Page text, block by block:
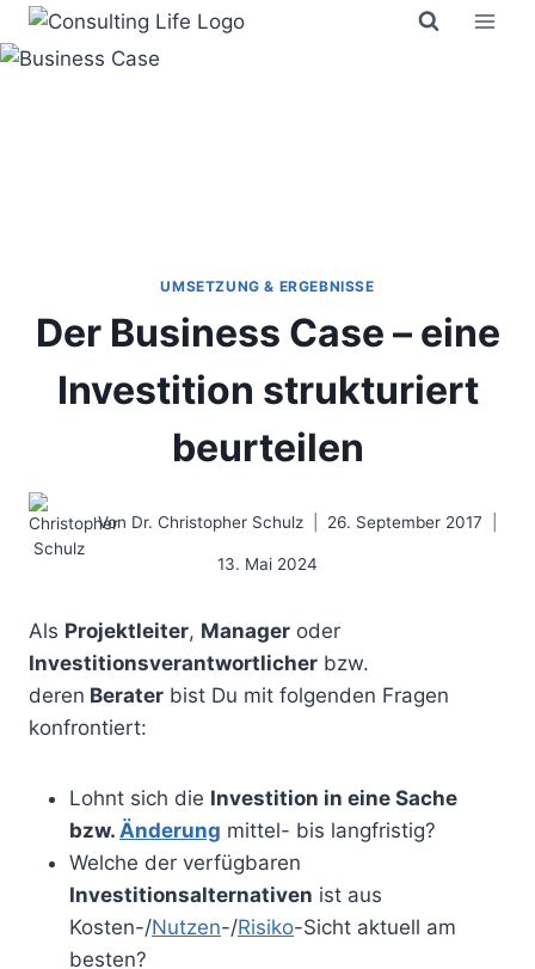
Zum
Inhalt
UMSETZUNG & ERGEBNISSE
Der Business Case – eine
Investition strukturiert
beurteilen
Von Dr. Christopher Schulz 26. September 2017
13. Mai 2024
Als Projektleiter, Manager oder
Investitionsverantwortlicher bzw.
deren Berater bist Du mit folgenden Fragen
konfrontiert:
Lohnt sich die Investition in eine Sache
bzw. Änderung mittel- bis langfristig?
Welche der verfügbaren
Investitionsalternativen ist aus
Kosten-/Nutzen-/Risiko-Sicht aktuell am
besten?